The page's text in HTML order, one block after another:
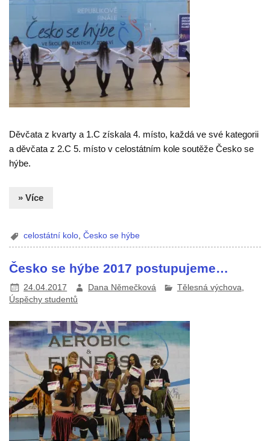
Děvčata z kvarty a 1.C získala 4. místo, každá ve své kategorii
a děvčata z 2.C 5. místo v celostátním kole soutěže Česko se
hýbe.
» Více
celostátní kolo ,Česko se hýbe
Česko se hýbe 2017 postupujeme…
24.04.2017 Dana Němečková Tělesná výchova
Úspěchy studentů